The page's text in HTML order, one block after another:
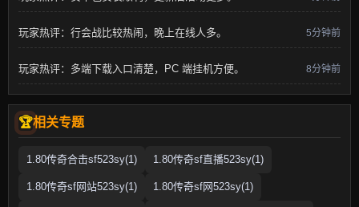
玩家热评：行会战比较热闹，晚上在线人多。 5分钟前
玩家热评：多端下载入口清楚，PC 端挂机方便。 8分钟前
相关专题
1.80传奇合击sf523sy(1) 1.80传奇sf直播523sy(1)
1.80传奇sf网站523sy(1) 1.80传奇sf网523sy(1)